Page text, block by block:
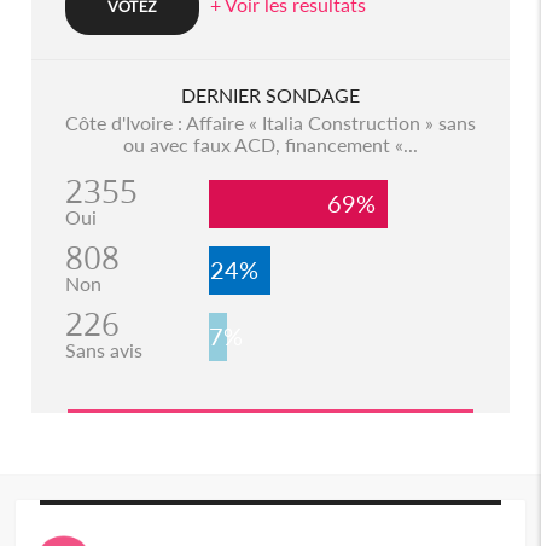
DERNIER SONDAGE
Côte d'Ivoire : Affaire « Italia Construction » sans
ou avec faux ACD, financement «...
2355
Oui 69%
808
Non 24%
226
Sans avis 7%